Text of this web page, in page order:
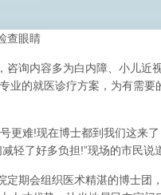
查眼睛
咨询内容多为白内障、小儿近
业的就医诊疗方案，为有需要
更难!现在博士都到我们这来
轻了好多负担!”现场的市民说
期会组织医术精湛的博士团